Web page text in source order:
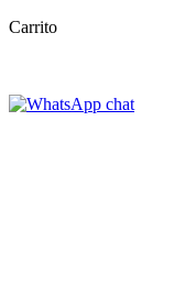
Carrito